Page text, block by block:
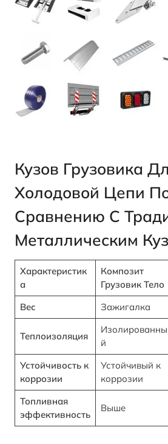
Кузов Грузовика
Холодовой Цепи
Сравнению С
Металлическим
Характеристик
а
Композит
Грузовик Тело
Вес
Зажигалка
Теплоизоляция
Изолированны
й
Устойчивость к
коррозии
Устойчивый к
коррозии
Топливная
эффективность
Выше